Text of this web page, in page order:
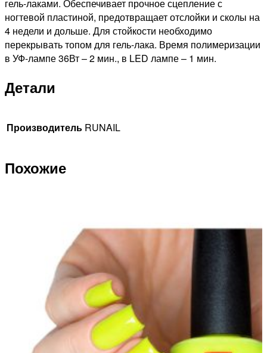
гель-лаками. Обеспечивает прочное сцепление с
ногтевой пластиной, предотвращает отслойки и сколы на
4 недели и дольше. Для стойкости необходимо
перекрывать топом для гель-лака. Время полимеризации
в УФ-лампе 36Вт – 2 мин., в LED лампе – 1 мин.
Детали
Производитель RUNAIL
Похожие